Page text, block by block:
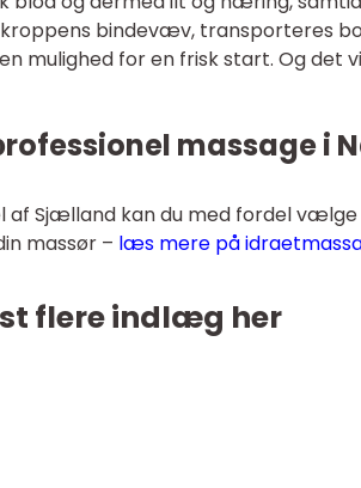
bindevæv, transporteres
mulighed for en frisk start. Og det
massage i
af Sjælland kan du med fordel vælge
massør – læs mere på
flere indlæg her